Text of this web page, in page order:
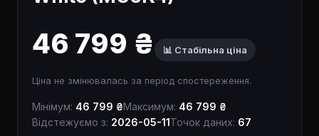
46 799 ₴ 📊 Стабільна ціна
Ціна не змінювалась за період спостереження.
Мінімум: 46 799 ₴Максимум: 46 799 ₴
Відстежуємо з: 2026-05-11 Точок даних: 67